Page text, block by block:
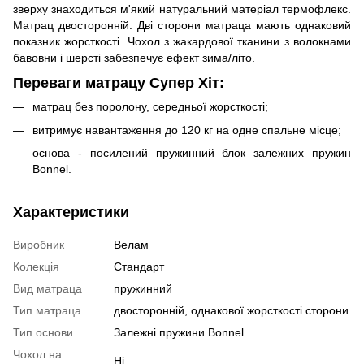
зверху знаходиться м'який натуральний матеріал термофлекс.
Матрац двосторонній. Дві сторони матраца мають однаковий
показник жорсткості. Чохол з жакардової тканини з волокнами
бавовни і шерсті забезпечує ефект зима/літо.
Переваги матрацу Супер Хіт:
матрац без поролону, середньої жорсткості;
витримує навантаження до 120 кг на одне спальне місце;
основа - посилений пружинний блок залежних пружин
Bonnel.
Характеристики
Виробник
Велам
Колекція
Стандарт
Вид матраца
пружинний
Тип матраца
двосторонній, однакової жорсткості сторони
Тип основи
Залежні пружини Bonnel
Чохол на
Ні